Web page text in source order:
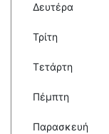
Δευτέρα
Τρίτη
Τετάρτη
Πέμπτη
Παρασκευή